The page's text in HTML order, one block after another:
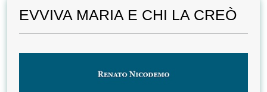
EVVIVA MARIA E CHI LA CREÒ